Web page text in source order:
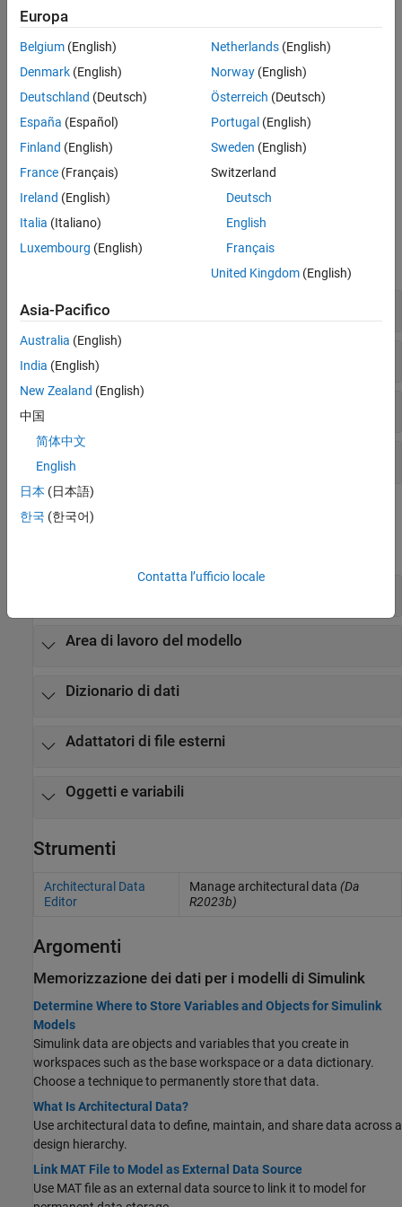
Qualificazione e certificazione degli
strumenti
Architettura del modello
Tipi di dati
Per scoprire i tipi di dati del modello e come gestire l'archiviazione
dei dati per il progetto, vedere
Determine Where to Store Variables
and Objects for Simulink Models
Per scoprire come gestire i dati in modo programmatico, vedere
Manage Design Data for Simulink Models Programmatically
Funzioni
Gestione delle sorgenti di dati
Gestione del dizionario dei dati
Gestione delle variabili
Oggetti
Area di lavoro del modello
Dizionario di dati
Adattatori di file esterni
Oggetti e variabili
Strumenti
Architectural Data
Editor
Manage architectural data (Da
R2023b)
Argomenti
Memorizzazione dei dati per i modelli di Simulink
Determine Where to Store Variables and Objects for Simulink
Models
Simulink data are objects and variables that you create in
workspaces such as the base workspace or a data dictionary.
Choose a technique to permanently store that data.
What Is Architectural Data?
Use architectural data to define, maintain, and share data across a
design hierarchy.
Link MAT File to Model as External Data Source
Use MAT file as an external data source to link it to model for
Europa
Belgium (English)
Denmark (English)
Deutschland (Deutsch)
España (Español)
Finland (English)
France (Français)
Ireland (English)
Italia (Italiano)
Luxembourg (English)
Netherlands(English)
Norway(English)
Österreich (Deutsch)
Portugal (English)
Sweden (English)
Switzerland
Deutsch
English
Français
United Kingdom(English)
Asia-Pacifico
Australia (English)
India (English)
New Zealand (English)
中国
简体中文
English
日本 (日本語)
한국 (한국어)
Contatta l’ufficio locale